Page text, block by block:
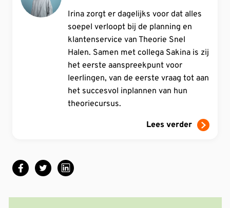
Irina zorgt er dagelijks voor dat alles
soepel verloopt bij de planning en
klantenservice van Theorie Snel
Halen. Samen met collega Sakina is zij
het eerste aanspreekpunt voor
leerlingen, van de eerste vraag tot aan
het succesvol inplannen van hun
theoriecursus.
Lees verder